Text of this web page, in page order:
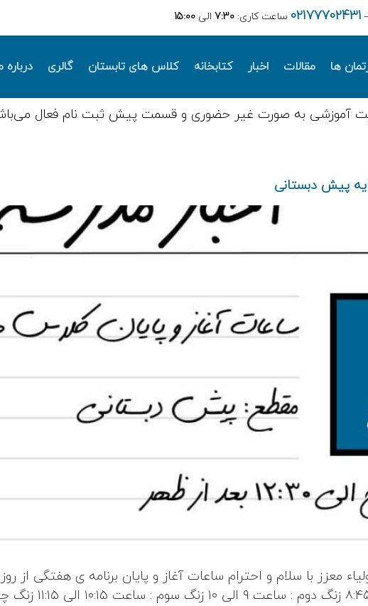
02177702431 ساعت کاری: 7:30 الی 15:00
ها مقالات اخبار کتابخانه کلاس های تابستان گالری درباره
آموزشی به صورت غیر حضوری و قسمت پیش ثبت نام فعال
پیش دبستانی
معزز با سلام و احترام ساعات آغاز و پایان برنامه ی هفتگی